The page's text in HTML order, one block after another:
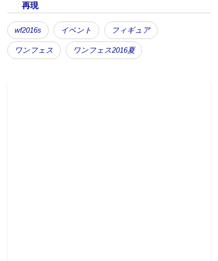
再現
wf2016s イベント フィギュア
ワンフェス ワンフェス2016夏